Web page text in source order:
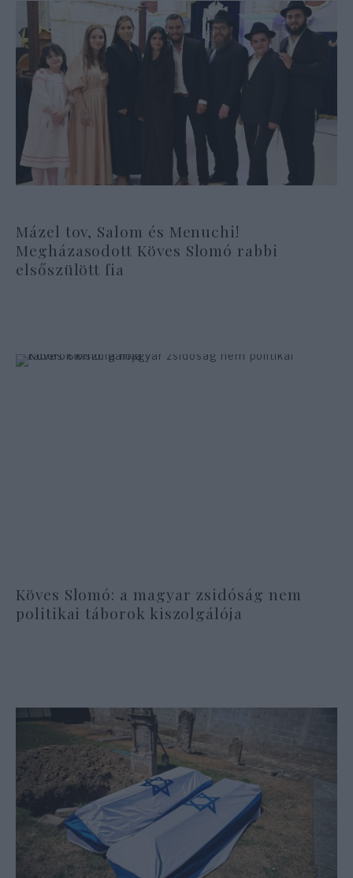
Mázel tov, Salom és Menuchi!
Megházasodott Köves Slomó rabbi
elsőszülött fia
Köves Slomó: a magyar zsidóság nem
politikai táborok kiszolgálója